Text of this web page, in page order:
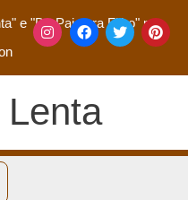
e "De Pai para Filho"na